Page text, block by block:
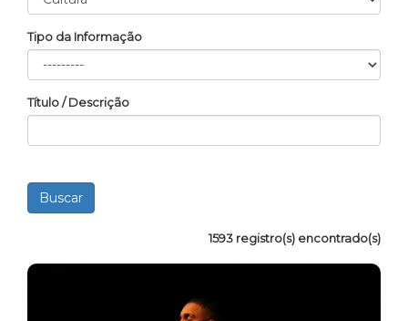
Tipo da Informação
Título / Descrição
1593 registro(s) encontrado(s)